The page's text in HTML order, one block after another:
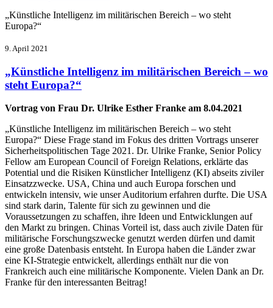
„Künstliche Intelligenz im militärischen Bereich – wo steht
Europa?“
9. April 2021
„Künstliche Intelligenz im militärischen Bereich – wo
steht Europa?“
Vortrag von Frau Dr. Ulrike Esther Franke am 8.04.2021
„Künstliche Intelligenz im militärischen Bereich – wo steht
Europa?“ Diese Frage stand im Fokus des dritten Vortrags unserer
Sicherheitspolitischen Tage 2021. Dr. Ulrike Franke, Senior Policy
Fellow am European Council of Foreign Relations, erklärte das
Potential und die Risiken Künstlicher Intelligenz (KI) abseits ziviler
Einsatzzwecke. USA, China und auch Europa forschen und
entwickeln intensiv, wie unser Auditorium erfahren durfte. Die USA
sind stark darin, Talente für sich zu gewinnen und die
Voraussetzungen zu schaffen, ihre Ideen und Entwicklungen auf
den Markt zu bringen. Chinas Vorteil ist, dass auch zivile Daten für
militärische Forschungszwecke genutzt werden dürfen und damit
eine große Datenbasis entsteht. In Europa haben die Länder zwar
eine KI-Strategie entwickelt, allerdings enthält nur die von
Frankreich auch eine militärische Komponente. Vielen Dank an Dr.
Franke für den interessanten Beitrag!